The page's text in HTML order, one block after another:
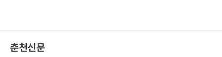
춘천신문